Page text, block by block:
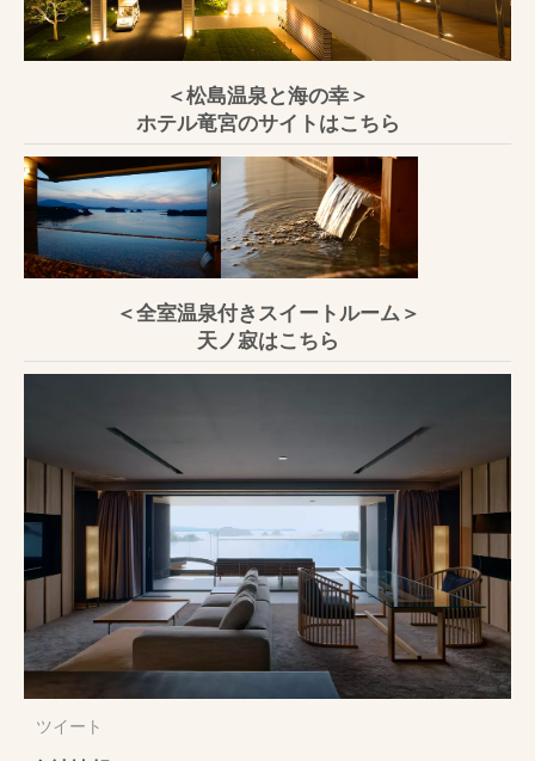
＜松島温泉と海の幸＞
ホテル竜宮のサイトはこちら
＜全室温泉付きスイートルーム＞
天ノ寂はこちら
ツイート